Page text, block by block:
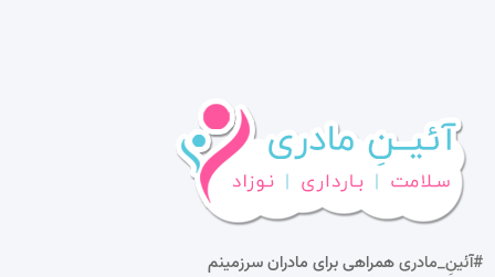
#آئینِ_مادریهمراهی برای مادران سرزمینم